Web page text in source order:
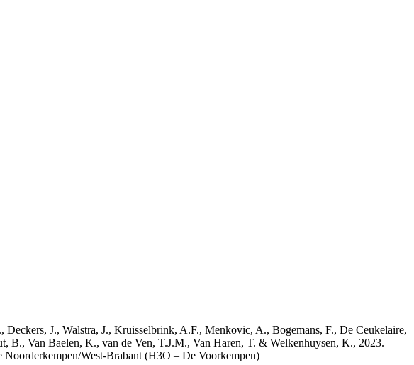
J., Walstra, J., Kruisselbrink, A.F., Menkovic, A., Bogemans, F., De Ceukelaire,
Van Baelen, K., van de Ven, T.J.M., Van Haren, T. & Welkenhuysen, K., 2023.
West-Brabant (H3O – De Voorkempen)